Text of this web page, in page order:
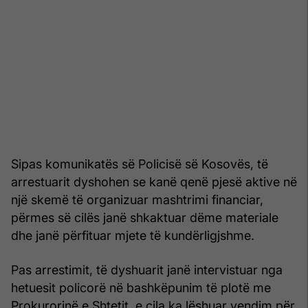
Sipas komunikatës së Policisë së Kosovës, të
arrestuarit dyshohen se kanë qenë pjesë aktive në
një skemë të organizuar mashtrimi financiar,
përmes së cilës janë shkaktuar dëme materiale
dhe janë përfituar mjete të kundërligjshme.
Pas arrestimit, të dyshuarit janë intervistuar nga
hetuesit policorë në bashkëpunim të plotë me